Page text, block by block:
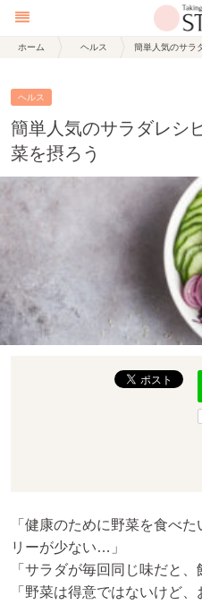
ホーム ヘルス 簡単人気のサラ
ヘルス
簡単人気のサラダレシ
菜を摂ろう
「健康のために野菜を食べ
リーが少ない…」
「サラダが毎回同じ味だと
「野菜は得意ではないけど